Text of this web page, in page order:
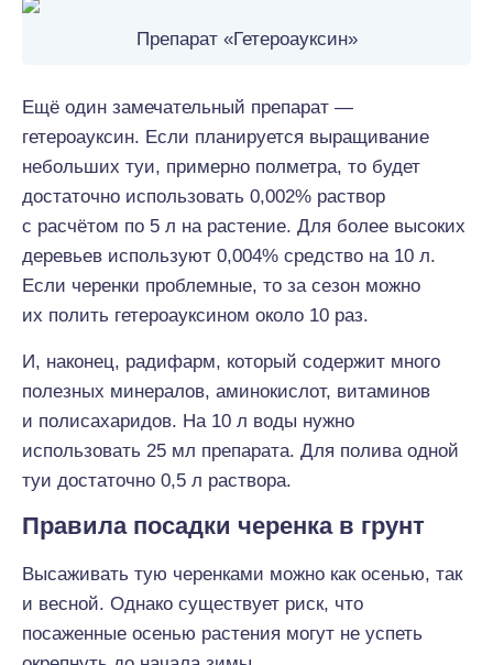
Препарат «Гетероауксин»
Ещё один замечательный препарат —
гетероауксин. Если планируется выращивание
небольших туи, примерно полметра, то будет
достаточно использовать 0,002% раствор
с расчётом по 5 л на растение. Для более высоких
деревьев используют 0,004% средство на 10 л.
Если черенки проблемные, то за сезон можно
их полить гетероауксином около 10 раз.
И, наконец, радифарм, который содержит много
полезных минералов, аминокислот, витаминов
и полисахаридов. На 10 л воды нужно
использовать 25 мл препарата. Для полива одной
туи достаточно 0,5 л раствора.
Правила посадки черенка в грунт
Высаживать тую черенками можно как осенью, так
и весной. Однако существует риск, что
посаженные осенью растения могут не успеть